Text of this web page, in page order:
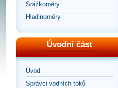
Srážkoměry
Hladinoměry
Úvodní část
Úvod
Správci vodních toků